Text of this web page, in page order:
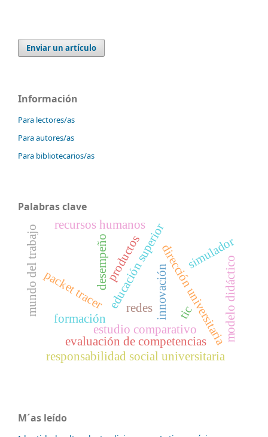
Enviar un artículo
Información
Para lectores/as
Para autores/as
Para bibliotecarios/as
Palabras clave
desempeñoeducación superior
formación dirección universitaria
estudio comparativo
recursos humanos
simulador
packet tracer redes tic
mundo del trabajo
evaluación de competencias
responsabilidad social universitaria
modelo didáctico
productos
innovación
M´as leído